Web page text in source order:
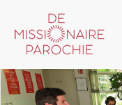
naar
inhoud
gaan